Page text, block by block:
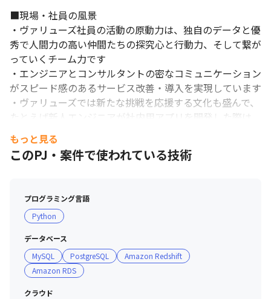
■現場・社員の風景
・ヴァリューズ社員の活動の原動力は、独自のデータと優
秀で人間力の高い仲間たちの探究心と行動力、そして繋が
っていくチーム力です
・エンジニアとコンサルタントの密なコミュニケーション
がスピード感のあるサービス改善・導入を実現しています
・ヴァリューズでは新たな挑戦を応援する文化も盛んで、
たとえば新人エンジニアが社内用アプリを開発した際は、
社員みんなで積極的に利活用を行いました
・感度の高い社員の声を起点に、最先端の技術の導入にも
積極的で、社会人歴1年以上の方は、30万円以内で、PCや
上必要なガジェット、PCはその中での購買ができます
・PCは2年使用した時点で買取も可能です（金額は規定に
よる）
----------------------------------------------
◇必須スペック
OS：Windows 10 Pro または MacOS
もっと見る
このPJ・案件で使われている技術
プログラミング言語
Python
データベース
MySQL
PostgreSQL
Amazon Redshift
Amazon RDS
クラウド